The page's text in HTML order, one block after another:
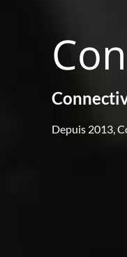
Depuis 2013,